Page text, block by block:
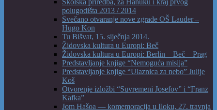
Školska priredba, za Hanuku i kraj prvog
polugodišta 2013 / 2014
Svečano otvaranje nove zgrade OŠ Lauder –
Hugo Kon
Tu Bišvat, 15. siječnja 2014.
Židovska kultura u Europi: Beč
Židovska kultura u Europi: Berlin – Beč – Prag
Predstavljanje knjige “Nemoguća misija”
Predstavljanje knjige “Ulaznica za nebo” Julije
Koš
Otvorenje izložbi “Suvremeni Josefov” i “Franz
Kafka”
Jom Hašoa — komemoracija u Iloku, 27. travnja